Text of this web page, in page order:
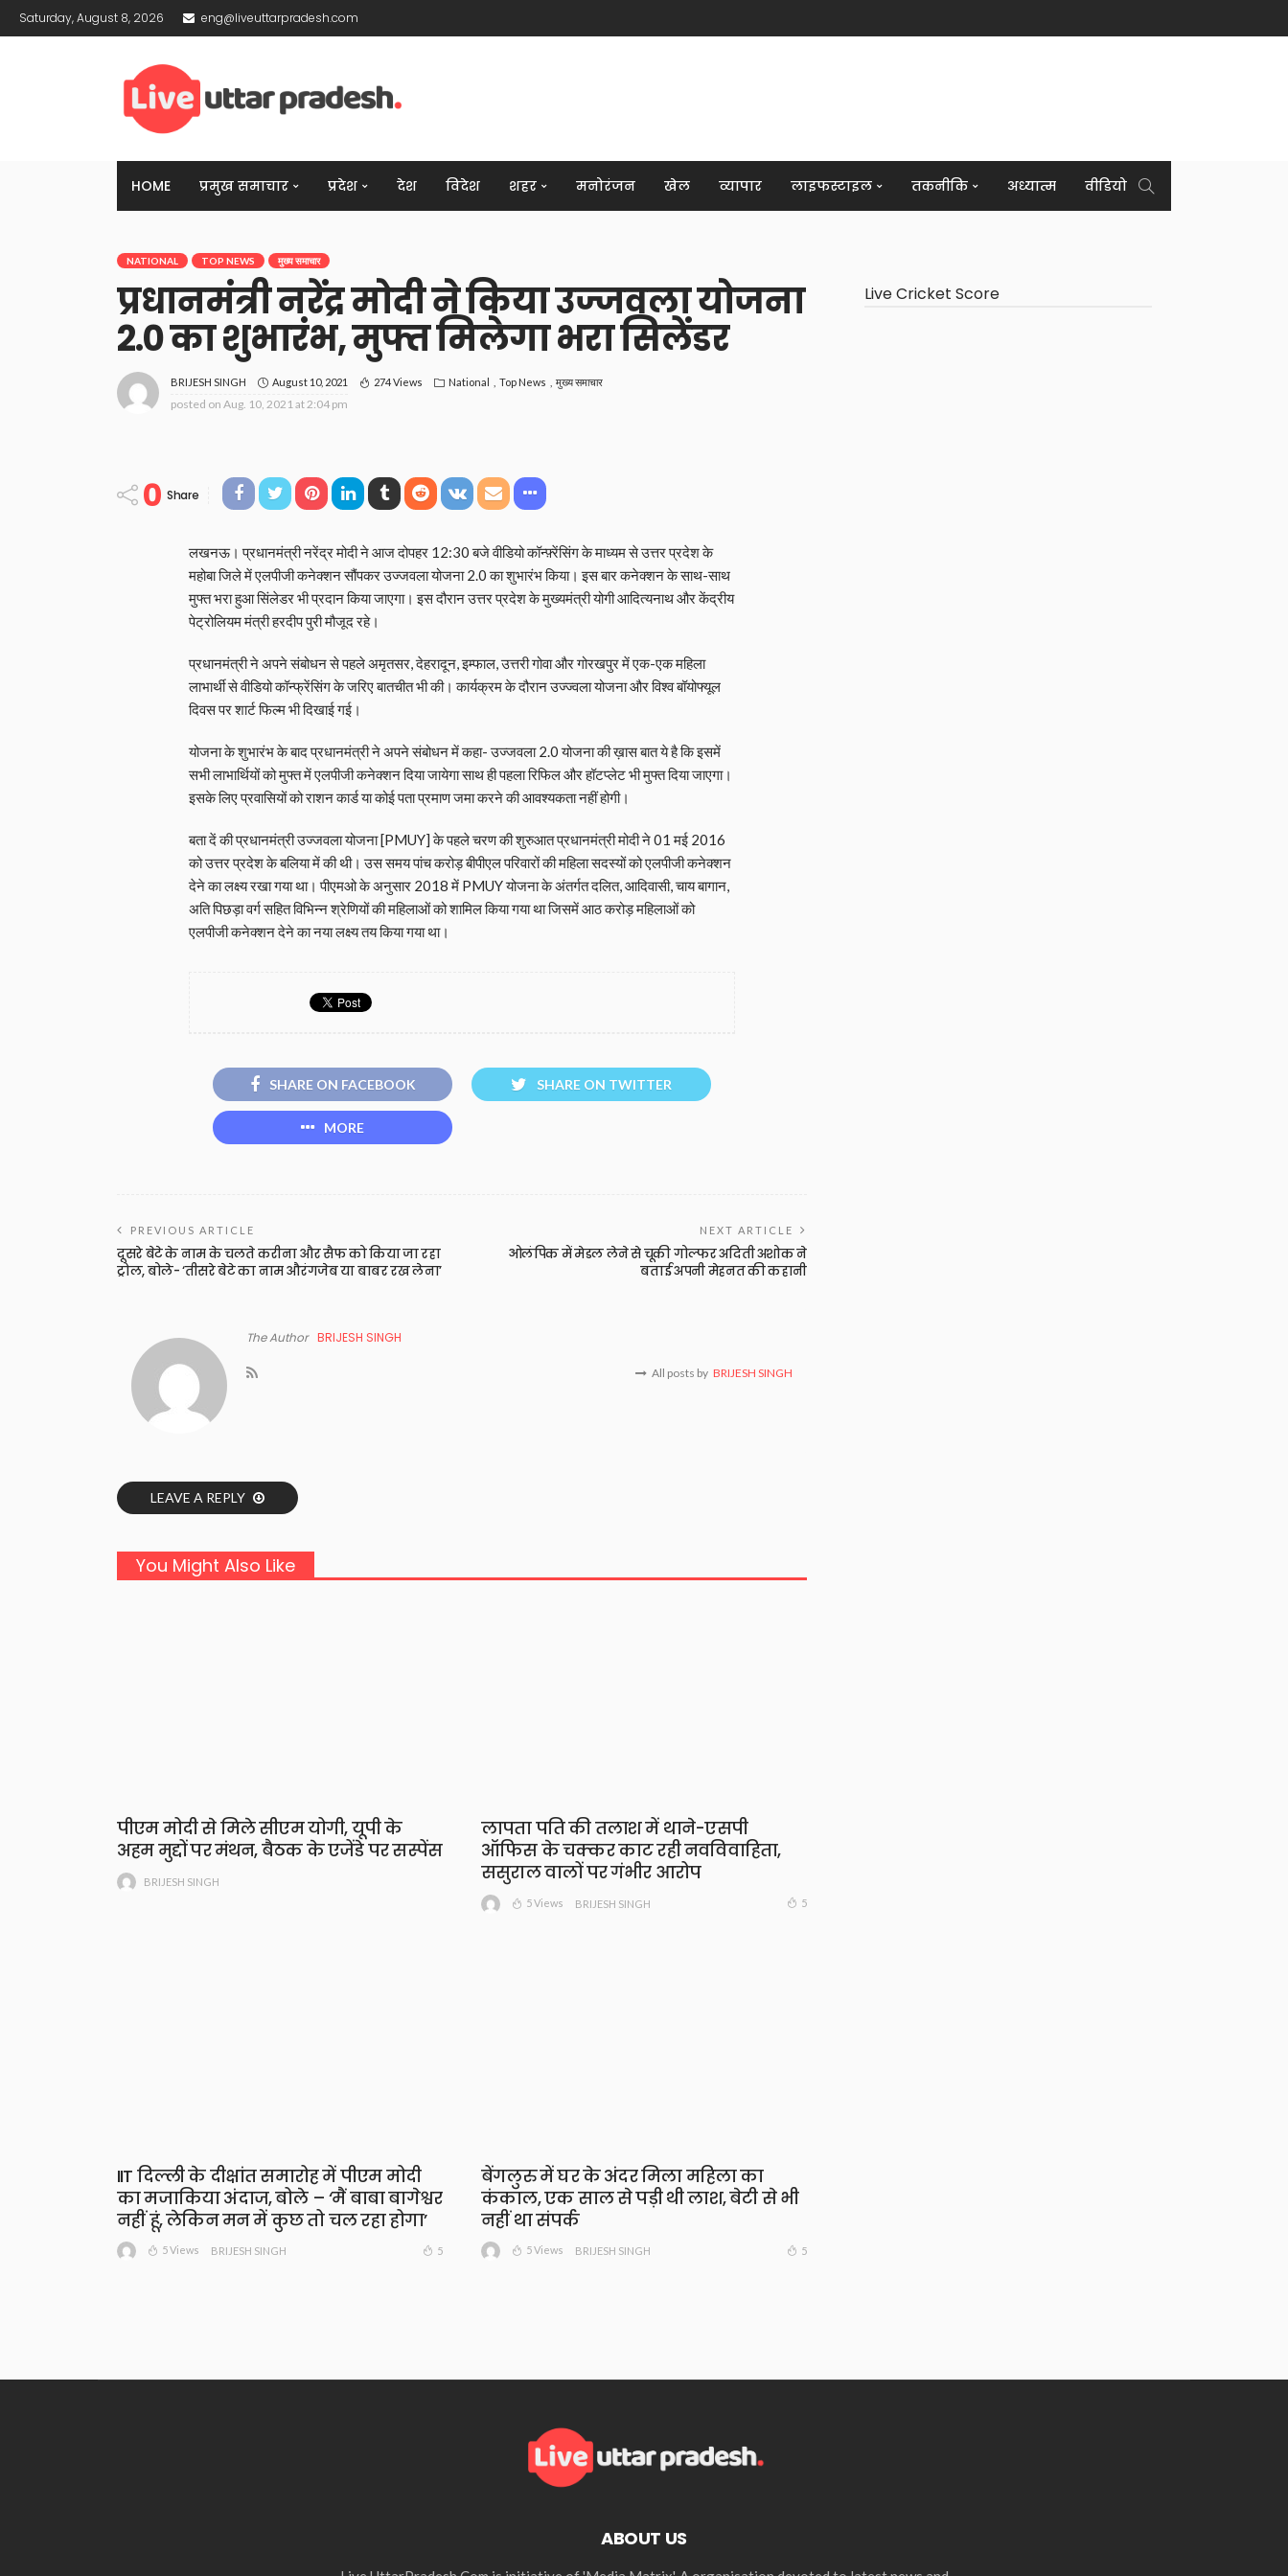
Saturday, August 8, 2026 eng@liveuttarpradesh.com
HOME प्रमुख समाचार प्रदेश देश विदेश शहर मनोरंजन खेल व्यापार लाइफस्टाइल तकनीकि अध्यात्म वीडियो
NATIONAL TOP NEWS मुख्य समाचार
प्रधानमंत्री नरेंद्र मोदी ने किया उज्जवला योजना
2.0 का शुभारंभ, मुफ्त मिलेगा भरा सिलेंडर
BRIJESH SINGH August 10, 2021 274 Views National Top News मुख्य समाचार
posted on Aug. 10, 2021 at 2:04 pm
0 Share
लखनऊ। प्रधानमंत्री नरेंद्र मोदी ने आज दोपहर 12:30 बजे वीडियो कॉन्फ़्रेंसिंग के माध्यम से उत्तर प्रदेश के
महोबा जिले में एलपीजी कनेक्शन सौंपकर उज्जवला योजना 2.0 का शुभारंभ किया। इस बार कनेक्शन के साथ-साथ
मुफ्त भरा हुआ सिंलेडर भी प्रदान किया जाएगा। इस दौरान उत्तर प्रदेश के मुख्यमंत्री योगी आदित्यनाथ और केंद्रीय
पेट्रोलियम मंत्री हरदीप पुरी मौजूद रहे।
प्रधानमंत्री ने अपने संबोधन से पहले अमृतसर, देहरादून, इम्फाल, उत्तरी गोवा और गोरखपुर में एक-एक महिला
लाभार्थी से वीडियो कॉन्फ्रेंसिंग के जरिए बातचीत भी की। कार्यक्रम के दौरान उज्ज्वला योजना और विश्व बॉयोफ्यूल
दिवस पर शार्ट फिल्म भी दिखाई गई।
योजना के शुभारंभ के बाद प्रधानमंत्री ने अपने संबोधन में कहा- उज्जवला 2.0 योजना की ख़ास बात ये है कि इसमें
सभी लाभार्थियों को मुफ्त में एलपीजी कनेक्शन दिया जायेगा साथ ही पहला रिफिल और हॉटप्लेट भी मुफ्त दिया जाएगा।
इसके लिए प्रवासियों को राशन कार्ड या कोई पता प्रमाण जमा करने की आवश्यकता नहीं होगी।
बता दें की प्रधानमंत्री उज्जवला योजना [PMUY] के पहले चरण की शुरुआत प्रधानमंत्री मोदी ने 01 मई 2016
को उत्तर प्रदेश के बलिया में की थी। उस समय पांच करोड़ बीपीएल परिवारों की महिला सदस्यों को एलपीजी कनेक्शन
देने का लक्ष्य रखा गया था। पीएमओ के अनुसार 2018 में PMUY योजना के अंतर्गत दलित, आदिवासी, चाय बागान,
अति पिछड़ा वर्ग सहित विभिन्न श्रेणियों की महिलाओं को शामिल किया गया था जिसमें आठ करोड़ महिलाओं को
एलपीजी कनेक्शन देने का नया लक्ष्य तय किया गया था।
SHARE ON FACEBOOK SHARE ON TWITTER
MORE
PREVIOUS ARTICLE
दूसरे बेटे के नाम के चलते करीना और सैफ को किया जा रहा
ट्रोल, बोले- ‘तीसरे बेटे का नाम औरंगजेब या बाबर रख लेना’
NEXT ARTICLE
ओलंपिक में मेडल लेने से चूकी गोल्फर अदिती अशोक ने
बताई अपनी मेहनत की कहानी
The Author BRIJESH SINGH
All posts by BRIJESH SINGH
LEAVE A REPLY
You Might Also Like
पीएम मोदी से मिले सीएम योगी, यूपी के
अहम मुद्दों पर मंथन, बैठक के एजेंडे पर सस्पेंस
BRIJESH SINGH
लापता पति की तलाश में थाने-एसपी
ऑफिस के चक्कर काट रही नवविवाहिता,
ससुराल वालों पर गंभीर आरोप
5 Views BRIJESH SINGH 5
IIT दिल्ली के दीक्षांत समारोह में पीएम मोदी
का मजाकिया अंदाज, बोले – ‘मैं बाबा बागेश्वर
नहीं हूं, लेकिन मन में कुछ तो चल रहा होगा’
5 Views BRIJESH SINGH 5
बेंगलुरु में घर के अंदर मिला महिला का
कंकाल, एक साल से पड़ी थी लाश, बेटी से भी
नहीं था संपर्क
5 Views BRIJESH SINGH 5
Live Cricket Score
ABOUT US